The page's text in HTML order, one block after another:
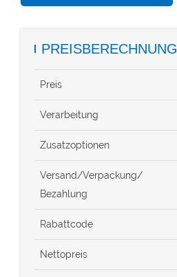
PREISBERECHNUNG
Preis
Verarbeitung
Zusatzoptionen
Versand/Verpackung/
Bezahlung
Rabattcode
Nettopreis